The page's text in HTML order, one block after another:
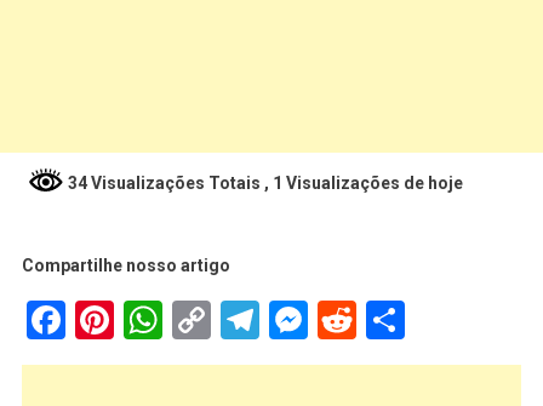
34 Visualizações Totais , 1 Visualizações de hoje
Compartilhe nosso artigo
Facebook
Pinterest
WhatsApp
Copy
Link
Telegram
Messenger
Reddit
Share